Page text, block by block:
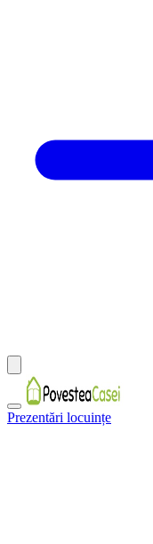
Prezentări locuințe